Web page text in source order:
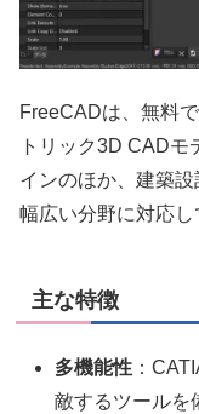
FreeCADは、無料
トリック3D CAD
インのほか、建築
幅広い分野に対応し
主な特徴
多機能性 ：
敵するツールを